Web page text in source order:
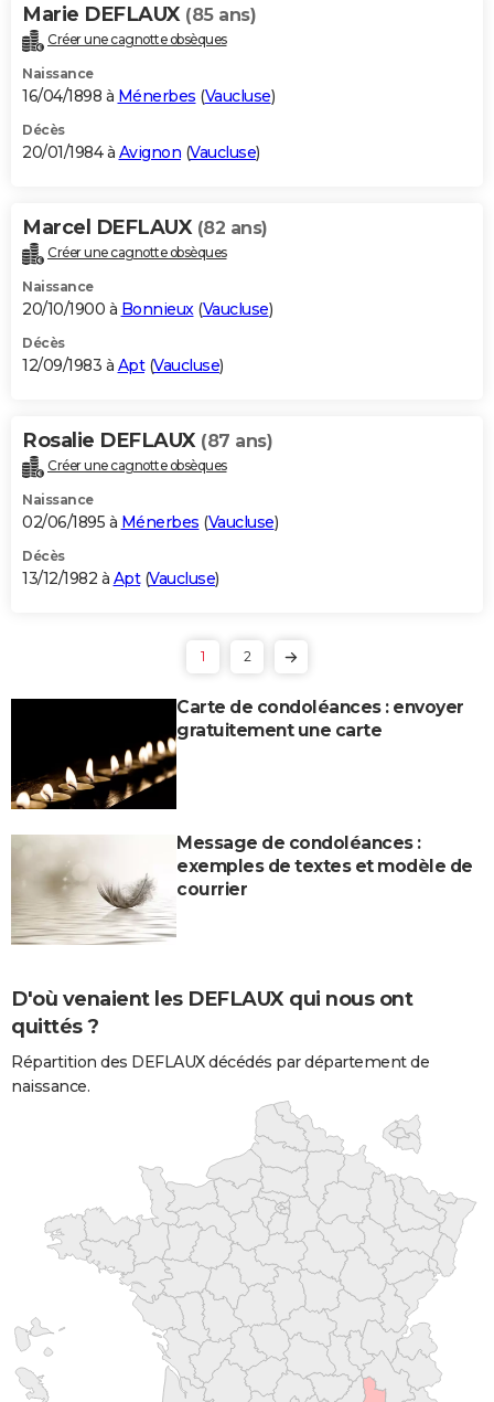
Marie DEFLAUX (85 ans)
Créer une cagnotte obsèques
Naissance
16/04/1898 à Ménerbes (Vaucluse)
Décès
20/01/1984 à Avignon (Vaucluse)
Marcel DEFLAUX (82 ans)
Créer une cagnotte obsèques
Naissance
20/10/1900 à Bonnieux(Vaucluse)
Décès
12/09/1983 à Apt(Vaucluse)
Rosalie DEFLAUX (87 ans)
Créer une cagnotte obsèques
Naissance
02/06/1895 à Ménerbes (Vaucluse)
Décès
13/12/1982 à Apt(Vaucluse)
1 2
Carte de condoléances : envoyer
gratuitement une carte
Message de condoléances :
exemples de textes et modèle de
courrier
D'où venaient les DEFLAUX qui nous ont
quittés ?
Répartition des DEFLAUX décédés par département de
naissance.